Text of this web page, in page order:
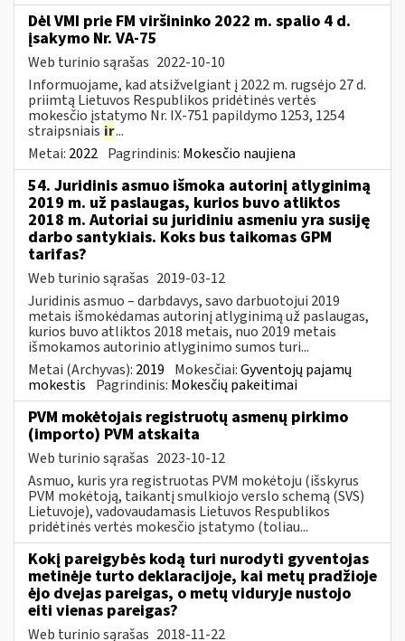
Dėl VMI prie FM viršininko 2022 m. spalio 4 d.
įsakymo Nr. VA-75
Web turinio sąrašas 2022-10-10
Informuojame, kad atsižvelgiant į 2022 m. rugsėjo 27 d.
priimtą Lietuvos Respublikos pridėtinės vertės
mokesčio įstatymo Nr. IX-751 papildymo 1253, 1254
straipsniais ir...
Metai: 2022 Pagrindinis: Mokesčio naujiena
54. Juridinis asmuo išmoka autorinį atlyginimą
2019 m. už paslaugas, kurios buvo atliktos
2018 m. Autoriai su juridiniu asmeniu yra susiję
darbo santykiais. Koks bus taikomas GPM
tarifas?
Web turinio sąrašas 2019-03-12
Juridinis asmuo – darbdavys, savo darbuotojui 2019
metais išmokėdamas autorinį atlyginimą už paslaugas,
kurios buvo atliktos 2018 metais, nuo 2019 metais
išmokamos autorinio atlyginimo sumos turi...
Metai (Archyvas): 2019 Mokesčiai:Gyventojų pajamų
mokestis Pagrindinis: Mokesčių pakeitimai
PVM mokėtojais registruotų asmenų pirkimo
(importo) PVM atskaita
Web turinio sąrašas 2023-10-12
Asmuo, kuris yra registruotas PVM mokėtoju (išskyrus
PVM mokėtoją, taikantį smulkiojo verslo schemą (SVS)
Lietuvoje), vadovaudamasis Lietuvos Respublikos
pridėtinės vertės mokesčio įstatymo (toliau...
Kokį pareigybės kodą turi nurodyti gyventojas
metinėje turto deklaracijoje, kai metų pradžioje
ėjo dvejas pareigas, o metų viduryje nustojo
eiti vienas pareigas?
Web turinio sąrašas 2018-11-22